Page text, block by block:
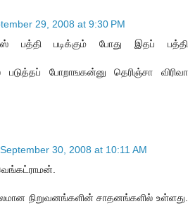
29, 2008 at 9:30 PM
பத்தி படிக்கும் போது இதப் பத்தி
போறாஙகன்னு தெரிஞ்சா விரிவா
September 30, 2008 at 10:11 AM
நிறுவனங்களின் சாதனங்களில் உள்ளது.